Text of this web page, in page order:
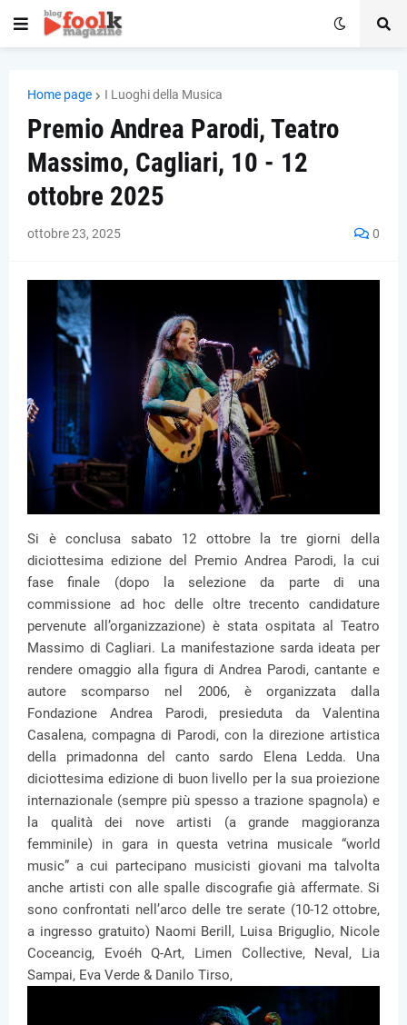
Home page I Luoghi della Musica
Premio Andrea Parodi, Teatro
Massimo, Cagliari, 10 - 12
ottobre 2025
ottobre 23, 2025 0
Si è conclusa sabato 12 ottobre la tre giorni della
diciottesima edizione del Premio Andrea Parodi, la cui
fase finale (dopo la selezione da parte di una
commissione ad hoc delle oltre trecento candidature
pervenute all’organizzazione) è stata ospitata al Teatro
Massimo di Cagliari. La manifestazione sarda ideata per
rendere omaggio alla figura di Andrea Parodi, cantante e
autore scomparso nel 2006, è organizzata dalla
Fondazione Andrea Parodi, presieduta da Valentina
Casalena, compagna di Parodi, con la direzione artistica
della primadonna del canto sardo Elena Ledda. Una
diciottesima edizione di buon livello per la sua proiezione
internazionale (sempre più spesso a trazione spagnola) e
la qualità dei nove artisti (a grande maggioranza
femminile) in gara in questa vetrina musicale “world
music” a cui partecipano musicisti giovani ma talvolta
anche artisti con alle spalle discografie già affermate. Si
sono confrontati nell’arco delle tre serate (10-12 ottobre,
a ingresso gratuito) Naomi Berill, Luisa Briguglio, Nicole
Coceancig, Evoéh Q-Art, Limen Collective, Neval, Lia
Sampai, Eva Verde & Danilo Tirso,